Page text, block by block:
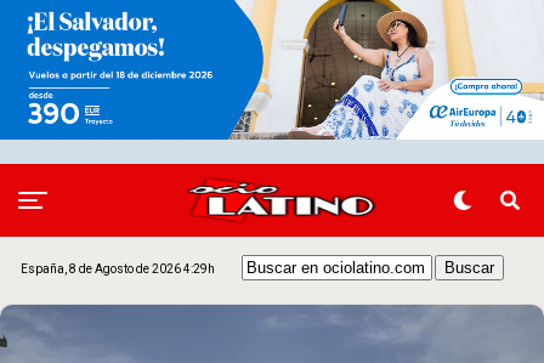
España, 8 de Agosto de 2026 4:29h